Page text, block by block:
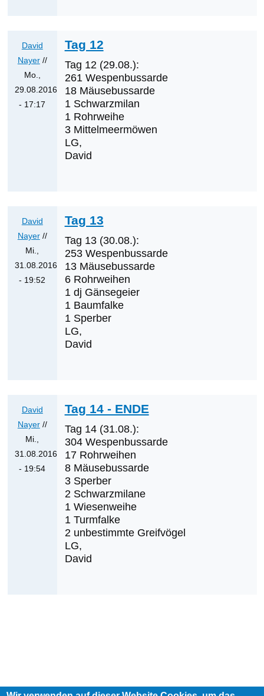
David
Nayer//
Mo.,
29.08.2016
- 17:17
sein?
von
Klaus
Cerjak
Tag 12
Tag 12 (29.08.):
261 Wespenbussarde
18 Mäusebussarde
1 Schwarzmilan
1 Rohrweihe
3 Mittelmeermöwen
LG,
David
David
Nayer//
Mi.,
31.08.2016
- 19:52
von
Klaus
Cerjak
Tag 13
Tag 13 (30.08.):
253 Wespenbussarde
13 Mäusebussarde
6 Rohrweihen
1 dj Gänsegeier
1 Baumfalke
1 Sperber
LG,
David
David
Nayer//
Mi.,
31.08.2016
- 19:54
Tag 14 - ENDE
Tag 14 (31.08.):
304 Wespenbussarde
17 Rohrweihen
8 Mäusebussarde
3 Sperber
2 Schwarzmilane
1 Wiesenweihe
1 Turmfalke
2 unbestimmte Greifvögel
LG,
David